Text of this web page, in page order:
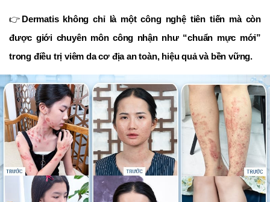
👉 Dermatis không chỉ là một công nghệ tiên tiến mà còn
được giới chuyên môn công nhận như “chuẩn mực mới”
trong điều trị viêm da cơ địa an toàn, hiệu quả và bền vững.